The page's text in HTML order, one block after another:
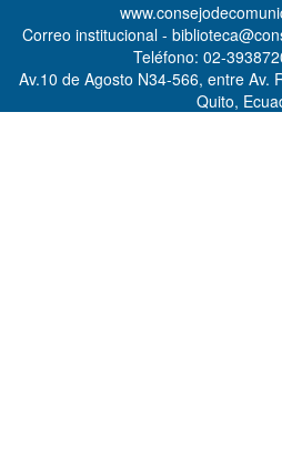
Correo institucional -
Teléfono: 02-
Av.10 de Agosto N34-566, entre Av.
Quito,